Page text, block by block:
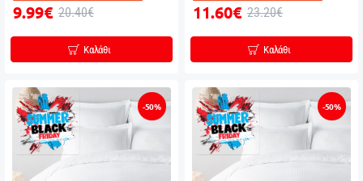
9.99€ 20.40€
Καλάθι
11.60€ 23.20€
Καλάθι
-50% -50%